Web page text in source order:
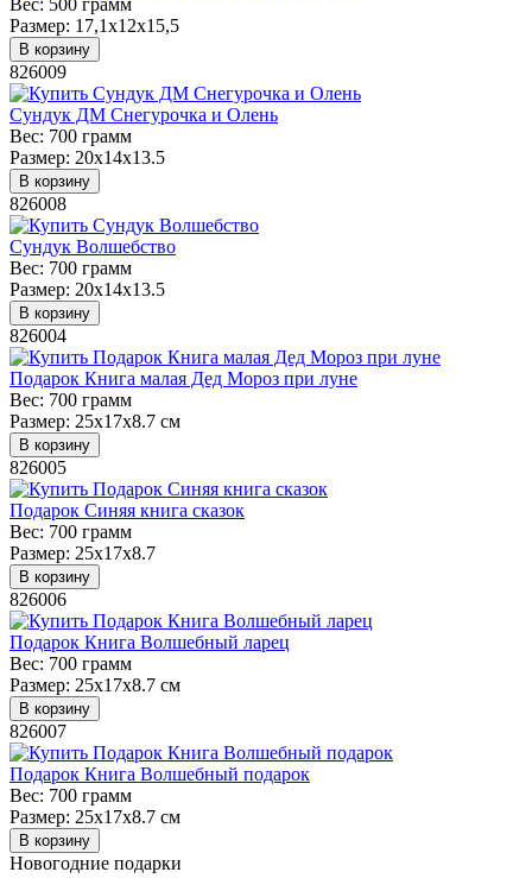
Размер: 17,1х12х15,5
В корзину
826009
Сундук ДМ Снегурочка и Олень
Вес: 700 грамм
Размер: 20х14х13.5
В корзину
826008
Сундук Волшебство
Вес: 700 грамм
Размер: 20х14х13.5
В корзину
826004
Подарок Книга малая Дед Мороз при луне
Вес: 700 грамм
Размер: 25x17x8.7 см
В корзину
826005
Подарок Синяя книга сказок
Вес: 700 грамм
Размер: 25x17x8.7
В корзину
826006
Подарок Книга Волшебный ларец
Вес: 700 грамм
Размер: 25x17x8.7 см
В корзину
826007
Подарок Книга Волшебный подарок
Вес: 700 грамм
Размер: 25x17x8.7 см
В корзину
Новогодние подарки